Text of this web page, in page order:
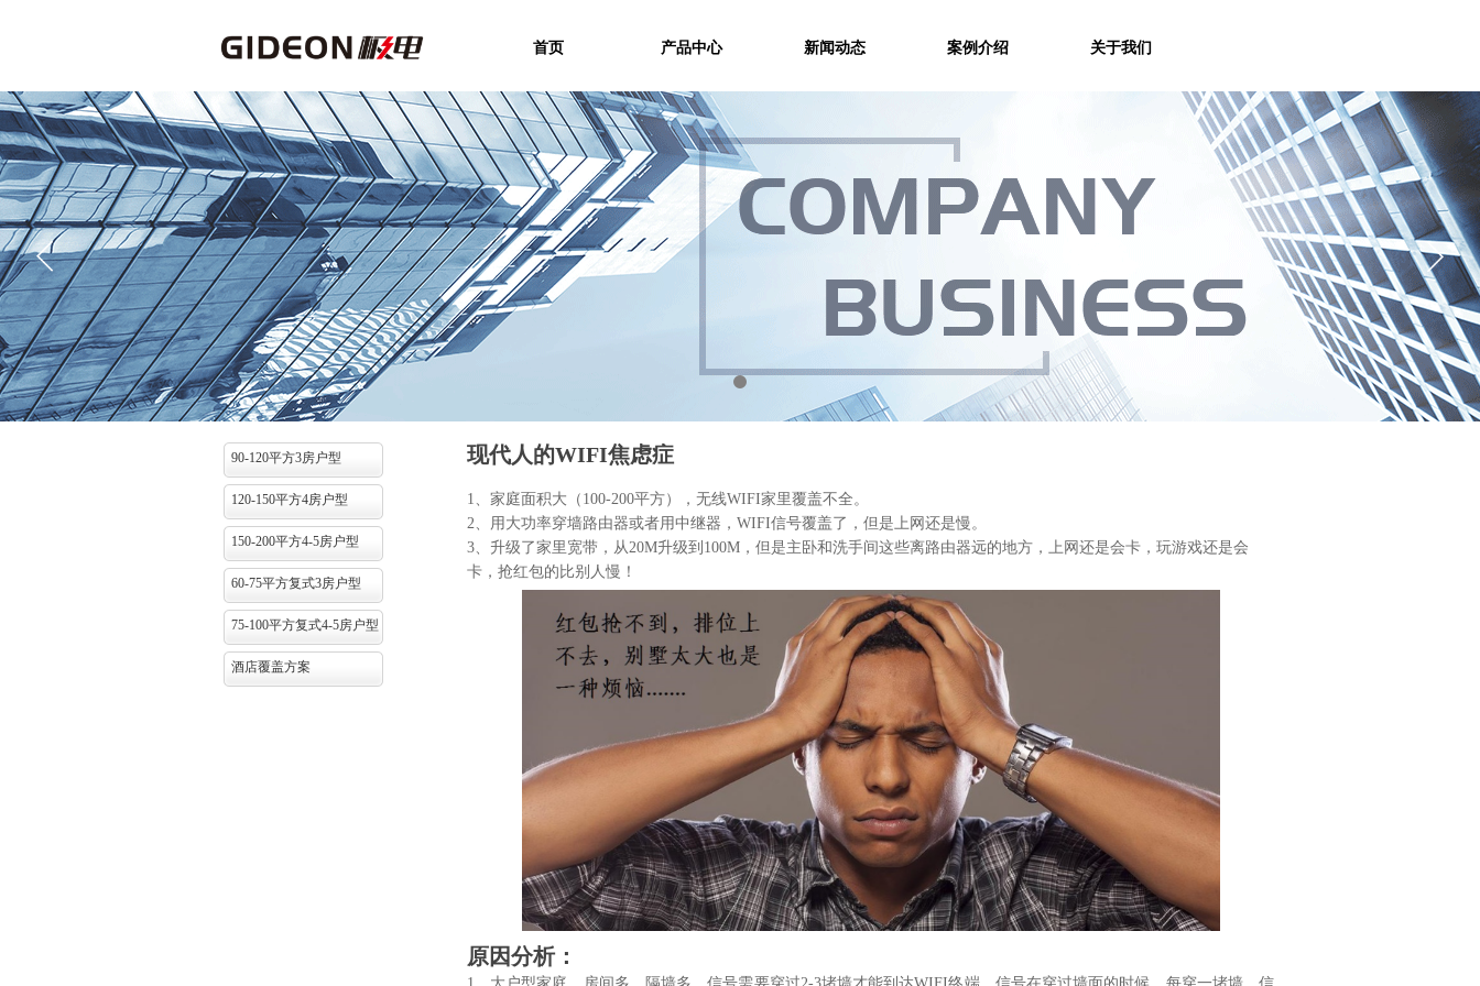
首页 产品中心 新闻动态 案例介绍 关于我们
90-120平方3房户型
120-150平方4房户型
150-200平方4-5房户型
60-75平方复式3房户型
75-100平方复式4-5房户型
酒店覆盖方案
现代人的WIFI焦虑症
1、 家庭面积大（ 100-200平方），无线WIFI家里覆盖不全。
2、 用大功率穿墙路由器或者用中继器， WIFI信号覆盖了，但是上网还是慢。
3、 升级了家里宽带，从20M升级到 100M ，但是主卧和洗手间这些离路由器远的地方，上网还是会卡，玩游戏还是会
卡，抢红包的比别人慢！
原因分析：